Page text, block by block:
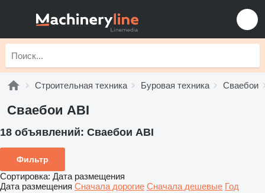
Строительная техника Буровая техника Сваебои
Сваебои ABI
18 объявлений: Сваебои ABI
Фильтр
Сортировка: Дата размещения
Дата размещения Сначала дорогие Сначала дешевые Год